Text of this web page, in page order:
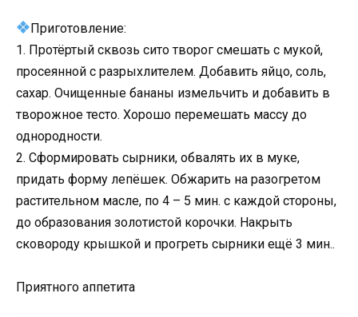
Приготовление:
1. Протёртый сквозь сито творог смешать с мукой,
просеянной с разрыхлителем. Добавить яйцо, соль,
сахар. Очищенные бананы измельчить и добавить в
творожное тесто. Хорошо перемешать массу до
однородности.
2. Сформировать сырники, обвалять их в муке,
придать форму лепёшек. Обжарить на разогретом
растительном масле, по 4 – 5 мин. с каждой стороны,
до образования золотистой корочки. Накрыть
сковороду крышкой и прогреть сырники ещё 3 мин..
Приятного аппетита